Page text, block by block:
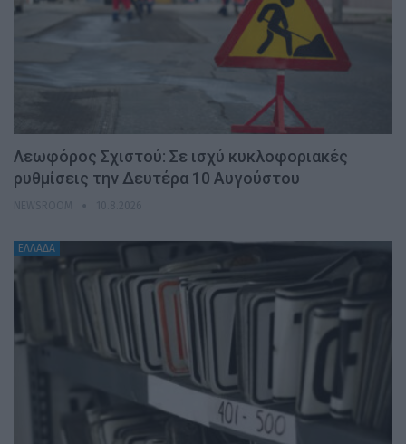
Λεωφόρος Σχιστού: Σε ισχύ κυκλοφοριακές
ρυθμίσεις την Δευτέρα 10 Αυγούστου
ΕΛΛΑΔΑ